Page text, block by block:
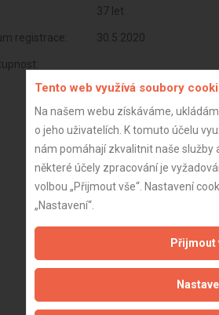
37 let
registrace: 30.5.2020
Tento web využívá soubory
Na našem webu získáváme,
o jeho uživatelích. K tomuto účelu
nám pomáhají zkvalitnit naše služby
některé účely zpracování je
volbou „Přijmout vše“. Nastavení
„Nastavení“.
Přijmout